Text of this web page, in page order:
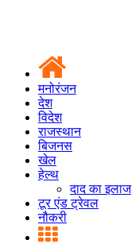
मनोरंजन
देश
विदेश
राजस्थान
बिजनस
खेल
हेल्थ
दाद का इलाज
टूर एंड ट्रेवल
नौकरी